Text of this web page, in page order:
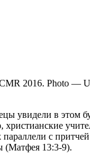
2016. Photo —
увидели в этом
параллели с
(Матфея 13:3-9).